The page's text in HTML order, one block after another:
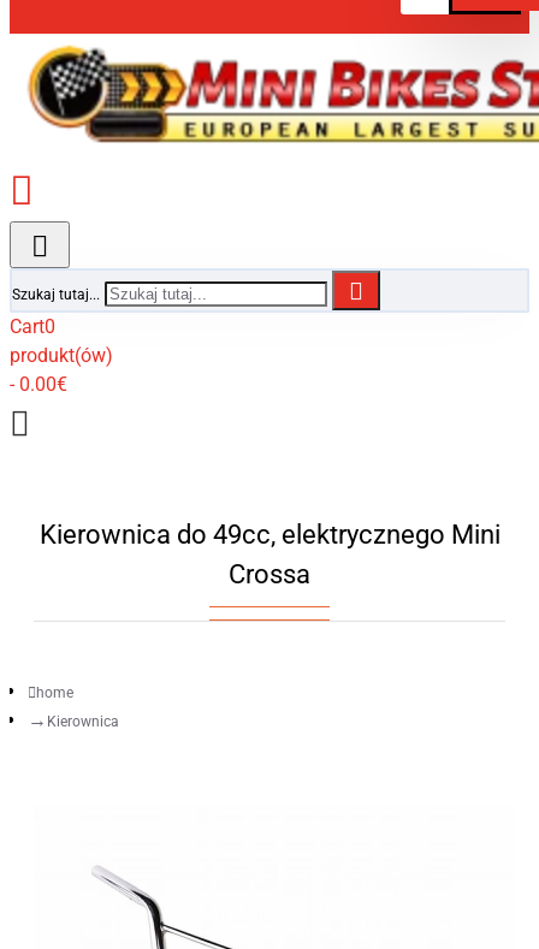
Szukaj tutaj...
Cart0
produkt(ów)
- 0.00€
Kierownica do 49cc, elektrycznego Mini
Crossa
home
Kierownica